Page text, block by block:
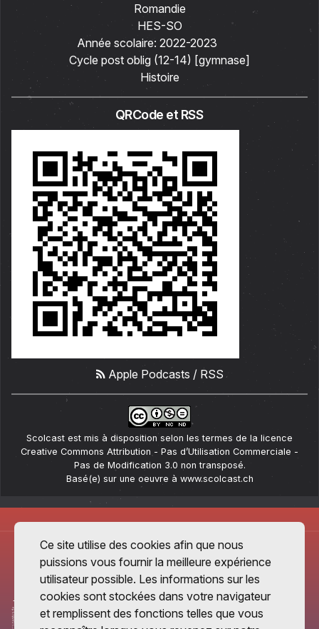
Romandie
HES-SO
Année scolaire: 2022-2023
Cycle post oblig (12-14) [gymnase]
Histoire
QRCode et RSS
Apple Podcasts / RSS
Scolcast est mis à disposition selon les termes de la licence
Creative Commons Attribution - Pas d’Utilisation Commerciale -
Pas de Modification 3.0 non transposé.
Basé(e) sur une oeuvre à www.scolcast.ch
Ce site utilise des cookies afin que nous
puissions vous fournir la meilleure expérience
utilisateur possible. Les informations sur les
cookies sont stockées dans votre navigateur
et remplissent des fonctions telles que vous